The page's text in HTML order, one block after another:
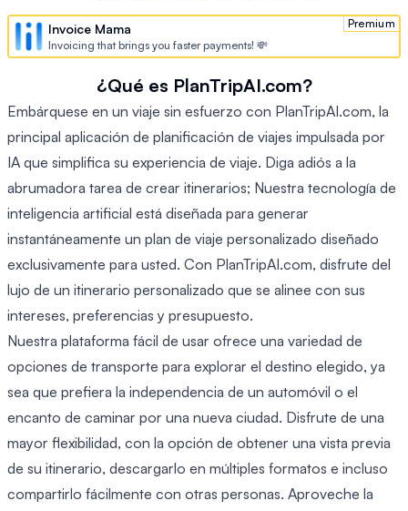
Premium
Invoice Mama
Invoicing that brings you faster payments! 💸
¿Qué es PlanTripAI.com?
Embárquese en un viaje sin esfuerzo con PlanTripAI.com, la
principal aplicación de planificación de viajes impulsada por
IA que simplifica su experiencia de viaje. Diga adiós a la
abrumadora tarea de crear itinerarios; Nuestra tecnología de
inteligencia artificial está diseñada para generar
instantáneamente un plan de viaje personalizado diseñado
exclusivamente para usted. Con PlanTripAI.com, disfrute del
lujo de un itinerario personalizado que se alinee con sus
intereses, preferencias y presupuesto.
Nuestra plataforma fácil de usar ofrece una variedad de
opciones de transporte para explorar el destino elegido, ya
sea que prefiera la independencia de un automóvil o el
encanto de caminar por una nueva ciudad. Disfrute de una
mayor flexibilidad, con la opción de obtener una vista previa
de su itinerario, descargarlo en múltiples formatos e incluso
compartirlo fácilmente con otras personas. Aproveche la